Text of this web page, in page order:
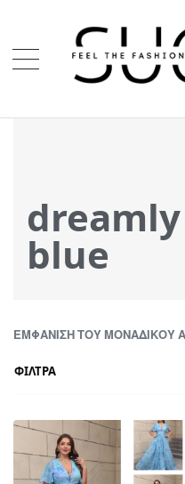
blue
ΕΜΦΆΝΙΣΗ ΤΟΥ ΜΟΝΑΔΙΚΟΎ
ΦΙΛΤΡΑ